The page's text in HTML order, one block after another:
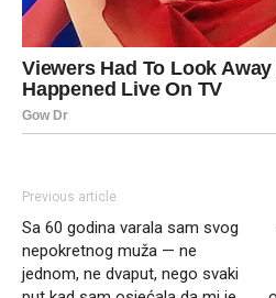
Previous article
Sa 60 godina varala sam svog
nepokretnog muža — ne
jednom, ne dvaput, nego svaki